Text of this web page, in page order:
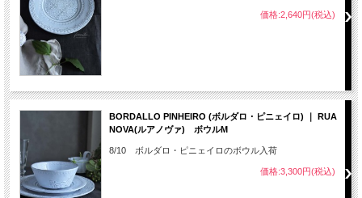
価格:2,640円(税込)
BORDALLO PINHEIRO (ボルダロ・ピニェイロ) ｜ RUA
NOVA(ルアノヴァ) ボウルM
8/10 ボルダロ・ピニェイロのボウル入荷
価格:3,300円(税込)